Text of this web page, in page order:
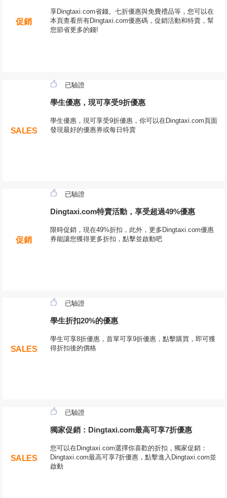
促銷
享Dingtaxi.com省錢。七折優惠與免費禮品等，您可以在
本頁查看所有Dingtaxi.com優惠碼，促銷活動和特賣，幫
您節省更多的錢!
SALES
已驗證
學生優惠，現可享受9折優惠
學生優惠，現可享受9折優惠，你可以在Dingtaxi.com頁面
發現最好的優惠券或每日特賣
促銷
已驗證
Dingtaxi.com特賣活動，享受超過49%優惠
限時促銷，現在49%折扣，此外，更多Dingtaxi.com優惠
券能讓您獲得更多折扣，點擊並啟動吧
SALES
已驗證
學生折扣20%的優惠
學生可享8折優惠，首單可享9折優惠，點擊購買，即可獲
得折扣後的價格
SALES
已驗證
獨家促銷：Dingtaxi.com最高可享7折優惠
您可以在Dingtaxi.com選擇你喜歡的折扣，獨家促銷：
Dingtaxi.com最高可享7折優惠，點擊進入Dingtaxi.com並
啟動